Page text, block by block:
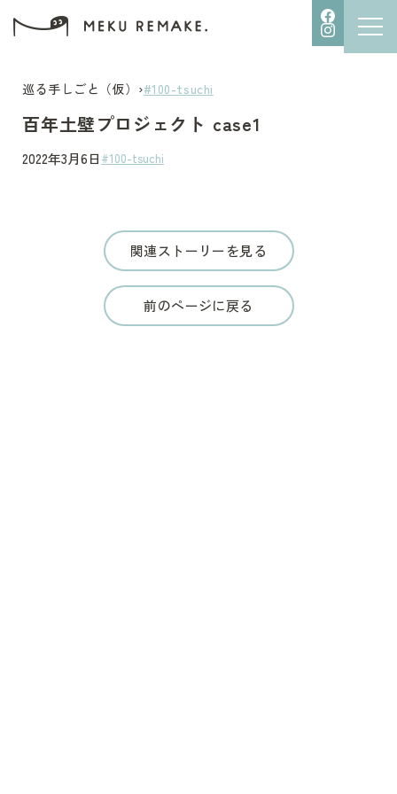
巡る手しごと（仮） ›#100-tsuchi
百年土壁プロジェクト case1
2022年3月6日 #100-tsuchi
関連ストーリーを見る
前のページに戻る